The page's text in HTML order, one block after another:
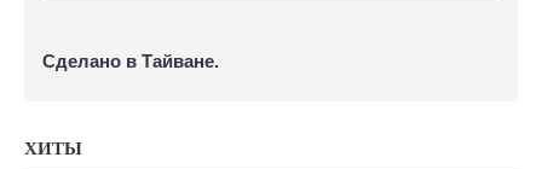
Сделано в Тайване.
ХИТЫ